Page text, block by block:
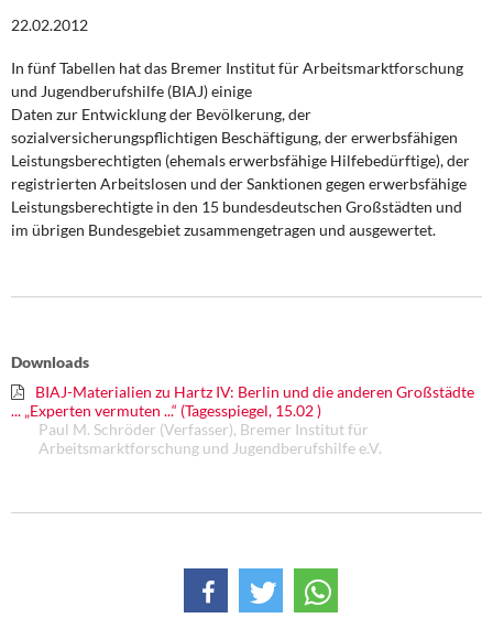
Eurokrise und Griechenland
DIE LINKE
Weitere Themen
Memo-Gruppe
Institut Solidarische Moderne
Rosa-Luxemburg-Stiftung
Über mich
Kontakt
22.02.2012
In fünf Tabellen hat das Bremer Institut für Arbeitsmarktforschung
und Jugendberufshilfe (BIAJ) einige
Daten zur Entwicklung der Bevölkerung, der
sozialversicherungspflichtigen Beschäftigung, der erwerbsfähigen
Leistungsberechtigten (ehemals erwerbsfähige Hilfebedürftige), der
registrierten Arbeitslosen und der Sanktionen gegen erwerbsfähige
Leistungsberechtigte in den 15 bundesdeutschen Großstädten und
im übrigen Bundesgebiet zusammengetragen und ausgewertet.
Downloads
BIAJ-Materialien zu Hartz IV: Berlin und die anderen Großstädte
... „Experten vermuten ...“ (Tagesspiegel, 15.02 )
Paul M. Schröder (Verfasser), Bremer Institut für
Arbeitsmarktforschung und Jugendberufshilfe e.V.